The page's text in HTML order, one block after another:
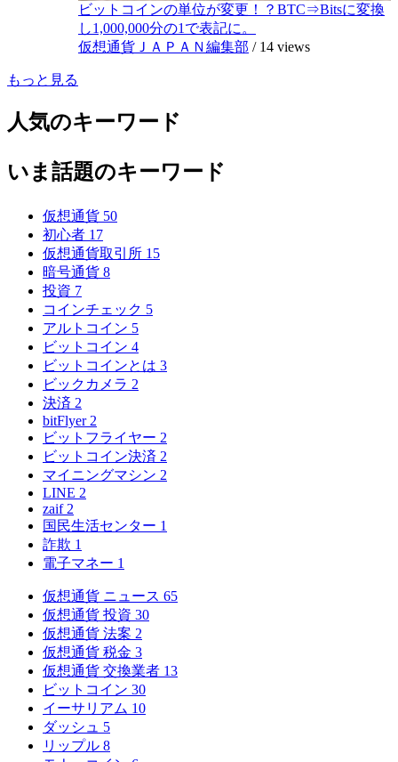
ビットコインの単位が変更！？BTC⇒Bitsに変換
し1,000,000分の1で表記に。
仮想通貨ＪＡＰＡＮ編集部 / 14 views
もっと見る
人気のキーワード
いま話題のキーワード
仮想通貨 50
初心者 17
仮想通貨取引所 15
暗号通貨 8
投資 7
コインチェック 5
アルトコイン 5
ビットコイン 4
ビットコインとは 3
ビックカメラ 2
決済 2
bitFlyer 2
ビットフライヤー 2
ビットコイン決済 2
マイニングマシン 2
LINE 2
zaif 2
国民生活センター 1
詐欺 1
電子マネー 1
仮想通貨 ニュース 65
仮想通貨 投資 30
仮想通貨 法案 2
仮想通貨 税金 3
仮想通貨 交換業者 13
ビットコイン 30
イーサリアム 10
ダッシュ 5
リップル 8